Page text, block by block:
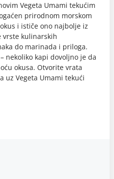
Vegeta Umami tekućim
prirodnom morskom
i ističe ono najbolje iz
vrste kulinarskih
do marinada i priloga.
nekoliko kapi dovoljno je da
okusa. Otvorite vrata
uz Vegeta Umami tekući